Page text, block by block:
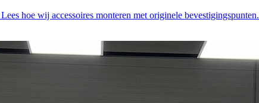
hoe wij accessoires monteren met originele bevestigingspunten.